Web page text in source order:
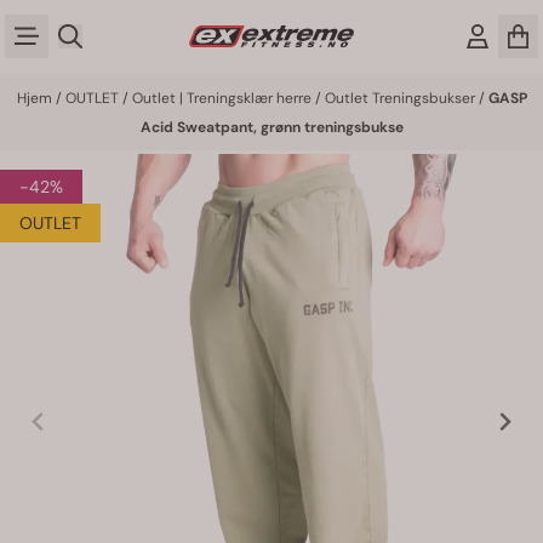
Hopp til innhold
Hjem / OUTLET / Outlet | Treningsklær herre/ Outlet Treningsbukser/ GASP
Acid Sweatpant, grønn treningsbukse
-42%
OUTLET